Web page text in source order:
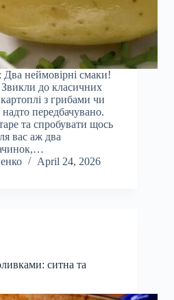
неймовірні смаки!
до класичних
з грибами чи
передбачувано.
та спробувати щось
вас аж два
April 24, 2026
ситна та